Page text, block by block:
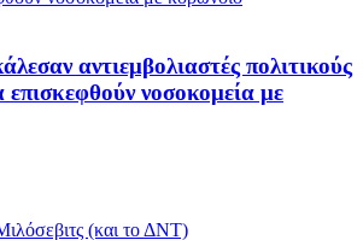
αντιεμβολιαστές πολιτικούς
επισκεφθούν νοσοκομεία με